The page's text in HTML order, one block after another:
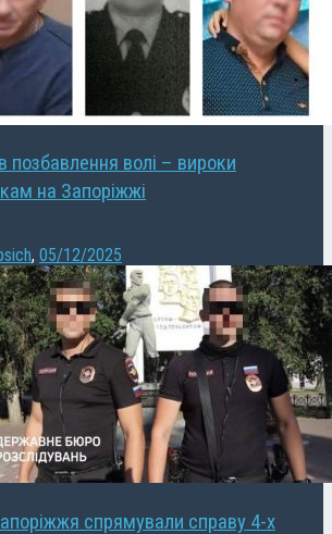
позбавлення волі – вироки
на Запоріжжі
, 05/12/2025
спрямували справу 4-х